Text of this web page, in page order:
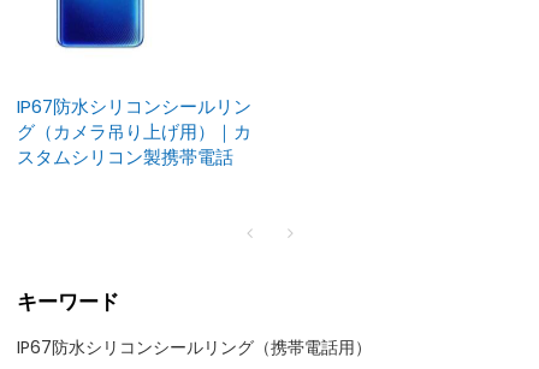
IP67防水シリコンシールリン
グ（カメラ吊り上げ用）｜カ
スタムシリコン製携帯電話
キーワード
IP67防水シリコンシールリング（携帯電話用）